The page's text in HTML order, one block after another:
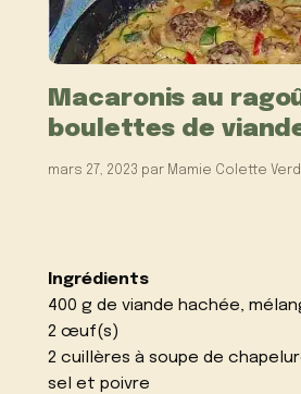
Macaronis au
boulettes de
mars 27, 2023 par Mamie Colette
Ingrédients
400 g de viande hachée,
2 œuf(s)
2 cuillères à soupe de
sel et poivre